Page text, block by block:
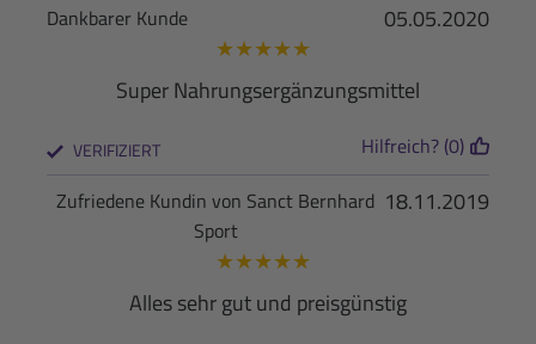
05.05.2020
Dankbarer Kunde
★★★★★
Super Nahrungsergänzungsmittel
VERIFIZIERT Hilfreich? (0)
18.11.2019
Zufriedene Kundin von Sanct Bernhard
Sport
★★★★★
Alles sehr gut und preisgünstig